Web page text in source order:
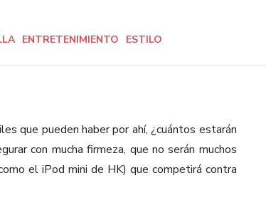
ENTRETENIMIENTO ESTILO
que pueden haber por ahí, ¿cuántos estarán
con mucha firmeza, que no serán muchos
el iPod mini de HK) que competirá contra